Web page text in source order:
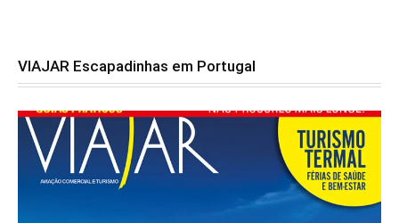
VIAJAR Escapadinhas em Portugal